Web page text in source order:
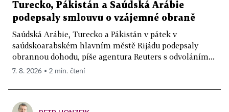
Turecko, Pákistán a Saúdská Arábie
podepsaly smlouvu o vzájemné obraně
Saúdská Arábie, Turecko a Pákistán v pátek v
saúdskoarabském hlavním městě Rijádu podepsaly
obrannou dohodu, píše agentura Reuters s odvoláním...
7. 8. 2026 ▪ 2 min. čtení